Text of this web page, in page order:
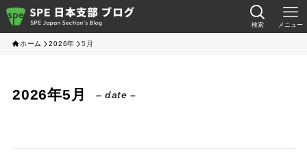
検索 メニュー
ホーム 2026年 5月
2026年5月 – date –